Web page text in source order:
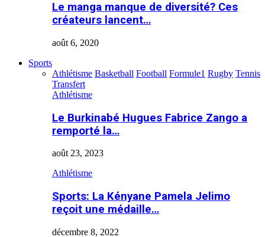
Le manga manque de diversité? Ces
créateurs lancent…
août 6, 2020
Sports
Athlétisme Basketball Football Formule1 Rugby Tennis
Transfert
Athlétisme
Le Burkinabé Hugues Fabrice Zango a
remporté la…
août 23, 2023
Athlétisme
Sports: La Kényane Pamela Jelimo
reçoit une médaille…
décembre 8, 2022